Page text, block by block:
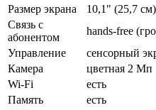
Размер экрана
10,1" (25,7 см)
Связь с
абонентом
hands-free
Управление
сенсорный
Камера
цветная 2 Мп
Wi-Fi
есть
Память
есть